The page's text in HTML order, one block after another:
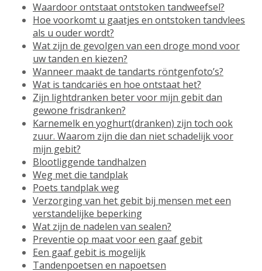
Waardoor ontstaat ontstoken tandweefsel?
Hoe voorkomt u gaatjes en ontstoken tandvlees
als u ouder wordt?
Wat zijn de gevolgen van een droge mond voor
uw tanden en kiezen?
Wanneer maakt de tandarts röntgenfoto’s?
Wat is tandcariës en hoe ontstaat het?
Zijn lightdranken beter voor mijn gebit dan
gewone frisdranken?
Karnemelk en yoghurt(dranken) zijn toch ook
zuur. Waarom zijn die dan niet schadelijk voor
mijn gebit?
Blootliggende tandhalzen
Weg met die tandplak
Poets tandplak weg
Verzorging van het gebit bij mensen met een
verstandelijke beperking
Wat zijn de nadelen van sealen?
Preventie op maat voor een gaaf gebit
Een gaaf gebit is mogelijk
Tandenpoetsen en napoetsen